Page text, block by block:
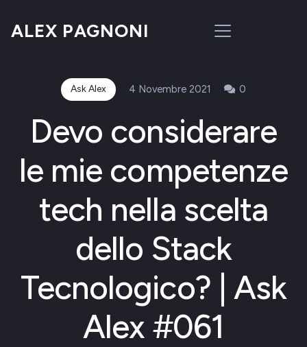
ALEX PAGNONI
Ask Alex 4 Novembre 2021 0
Devo considerare
le mie competenze
tech nella scelta
dello Stack
Tecnologico? | Ask
Alex #061